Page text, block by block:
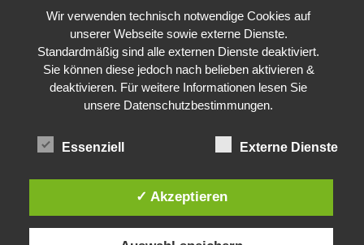
VERANSTALTUNGEN
Veranstaltungen
Wir verwenden technisch notwendige Cookies auf
unserer Webseite sowie externe Dienste.
Standardmäßig sind alle externen Dienste deaktiviert.
Sie können diese jedoch nach belieben aktivieren &
deaktivieren. Für weitere Informationen lesen Sie
unsere Datenschutzbestimmungen.
Essenziell Externe Dienste
✓ Akzeptieren